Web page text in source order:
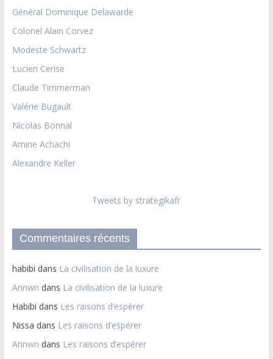
Général Dominique Delawarde
Colonel Alain Corvez
Modeste Schwartz
Lucien Cerise
Claude Timmerman
Valérie Bugault
Nicolas Bonnal
Amine Achachi
Alexandre Keller
Tweets by strategikafr
Commentaires récents
habibi dans La civilisation de la luxure
Annwn dans La civilisation de la luxure
Habibi dans Les raisons d’espérer
Nissa dans Les raisons d’espérer
Annwn dans Les raisons d’espérer